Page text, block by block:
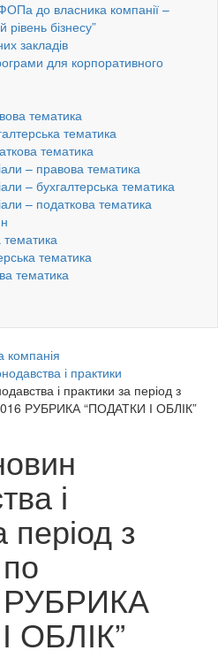
до власника компанії –
рівень бізнесу”
закладів
для корпоративного
тематика
тематика
тематика
– правова тематика
– бухгалтерська тематика
– податкова тематика
тематика
тематика
тематика
компанія
і практики
і практики за період з
РУБРИКА “ПОДАТКИ І ОБЛІК”
і
період з
РУБРИКА
ОБЛІК”